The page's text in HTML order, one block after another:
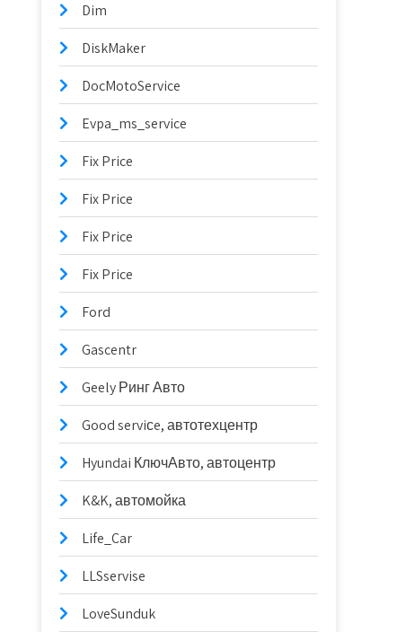
Dim
DiskMaker
DocMotoService
Evpa_ms_service
Fix Price
Fix Price
Fix Price
Fix Price
Ford
Gascentr
Geely Ринг Авто
Good serviсe, автотехцентр
Hyundai КлючАвто, автоцентр
K&K, автомойка
Life_Car
LLSservise
LoveSunduk